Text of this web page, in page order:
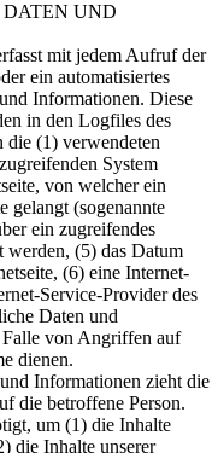
UND
mit jedem Aufruf der
ein automatisiertes
Informationen. Diese
in den Logfiles des
die (1) verwendeten
System
von welcher ein
gelangt (sogenannte
ein zugreifendes
werden, (5) das Datum
(6) eine Internet-
Service-Provider des
Daten und
von Angriffen auf
dienen.
Informationen zieht die
die betroffene Person.
um (1) die Inhalte
die Inhalte unserer